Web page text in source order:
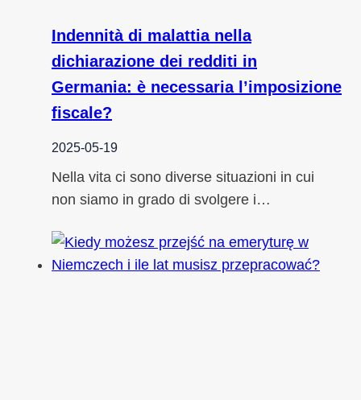
Indennità di malattia nella
dichiarazione dei redditi in
Germania: è necessaria l’imposizione
fiscale?
2025-05-19
Nella vita ci sono diverse situazioni in cui
non siamo in grado di svolgere i…